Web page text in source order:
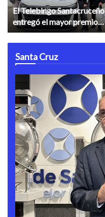
El Telebingo Santacruceño
entregó el mayor premio
del especial Día del
Trabajador
Santa Cruz